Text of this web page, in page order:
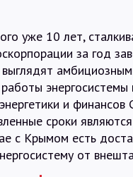
уже 10 лет,
за год
энергосистемы
и финансов
сроки
с Крымом есть
от